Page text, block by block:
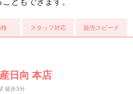
スタッフ対応 販売スピード
日向 本店
徒歩3分